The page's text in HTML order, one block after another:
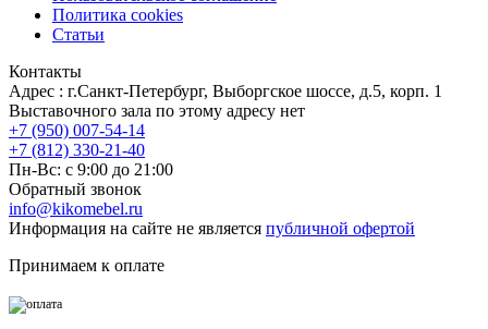
Политика cookies
Статьи
Контакты
Адрес : г.Санкт-Петербург, Выборгское шоссе, д.5, корп. 1
Выставочного зала по этому адресу нет
+7 (950) 007-54-14
+7 (812) 330-21-40
Пн-Вс: с 9:00 до 21:00
Обратный звонок
info@kikomebel.ru
Информация на сайте не является публичной офертой
Принимаем к оплате